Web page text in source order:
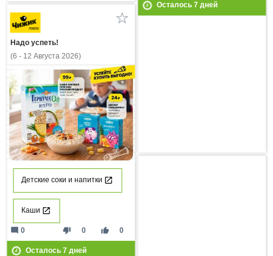
Осталось 7дней
Надо успеть!
(6 - 12 Августа 2026)
Детские соки и напитки
Каши
thumb_down 0 thumb_up 0
mode_comment 0
Осталось 7дней